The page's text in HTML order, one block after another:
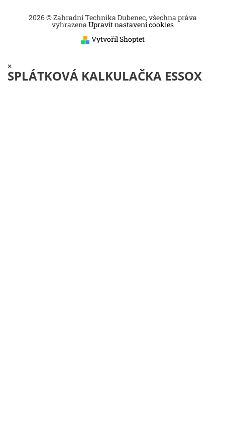
2026 © Zahradní Technika Dubenec, všechna práva
vyhrazenaUpravit nastavení cookies
Vytvořil Shoptet
×
SPLÁTKOVÁ KALKULAČKA ESSOX